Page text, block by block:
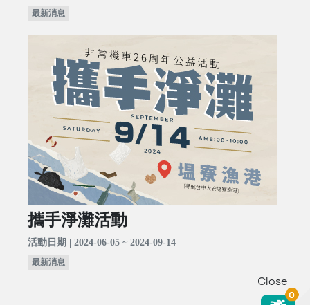
最新消息
攜手淨灘活動
活動日期 | 2024-06-05 ~ 2024-09-14
最新消息
Close
0